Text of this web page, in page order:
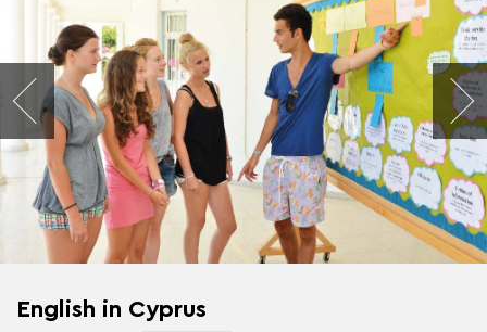
English in Cyprus